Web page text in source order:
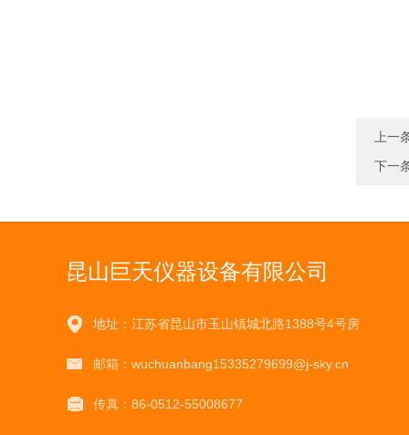
上一
下一
昆山巨天仪器设备有限公司
地址：江苏省昆山市玉山镇城北路1388号4号房
邮箱：wuchuanbang15335279699@j-sky.cn
传真：86-0512-55008677